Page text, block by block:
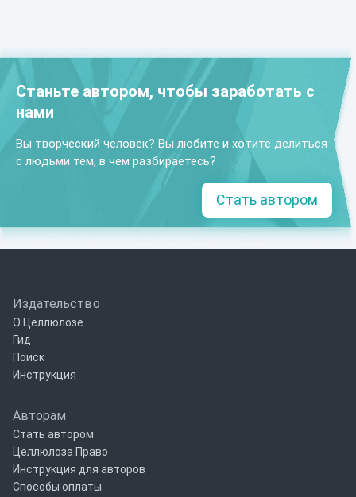
Станьте автором, чтобы заработать с
нами
Вы творческий человек? Вы любите и хотите делиться
с людьми тем, в чем разбираетесь?
Стать автором
Издательство
О Целлюлозе
Гид
Поиск
Инструкция
Авторам
Стать автором
Целлюлоза Право
Инструкция для авторов
Способы оплаты